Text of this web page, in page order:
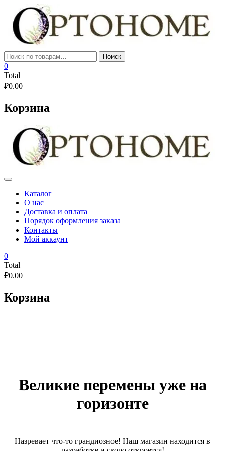
content
Искать: Поиск
0
Total
₽0.00
Корзина
Каталог
О нас
Доставка и оплата
Порядок оформления заказа
Контакты
Мой аккаунт
0
Total
₽0.00
Корзина
Великие перемены уже на
горизонте
Назревает что-то грандиозное! Наш магазин находится в